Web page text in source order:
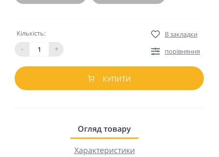
Кількість:
-
+
В закладки
порівняння
КУПИТИ
Огляд товару
Характеристики